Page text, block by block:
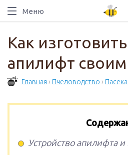
Меню
Как
апилифт
Главная › Пчеловодство › Пасека
Устройство апилифта